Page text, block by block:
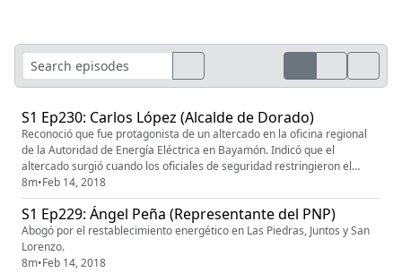
S1 Ep230: Carlos López (Alcalde de Dorado)
Reconoció que fue protagonista de un altercado en la oficina regional
de la Autoridad de Energía Eléctrica en Bayamón. Indicó que el
altercado surgió cuando los oficiales de seguridad restringieron el
acceso a los alcaldes de la zona norte y a los miembros de la prensa a
una reunión sobre la restauración eléctrica a cinco meses del paso del
huracán María. Añadió que fue ahí que uno de los emple...
8m•Feb 14, 2018
S1 Ep229: Ángel Peña (Representante del PNP)
Abogó por el restablecimiento energético en Las Piedras, Juntos y San
Lorenzo.
8m•Feb 14, 2018